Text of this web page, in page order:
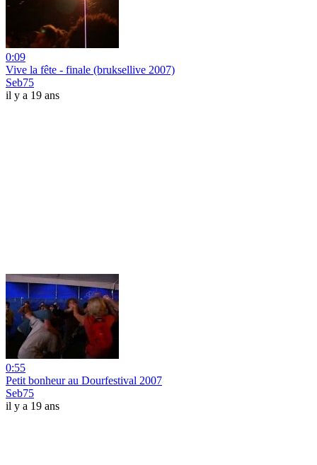
0:09
Vive la fête - finale (bruksellive 2007)
Seb75
il y a 19 ans
0:55
Petit bonheur au Dourfestival 2007
Seb75
il y a 19 ans